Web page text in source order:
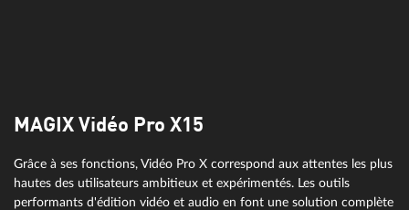
MAGIX Vidéo Pro X15
Grâce à ses fonctions, Vidéo Pro X correspond aux attentes les plus
hautes des utilisateurs ambitieux et expérimentés. Les outils
performants d'édition vidéo et audio en font une solution complète